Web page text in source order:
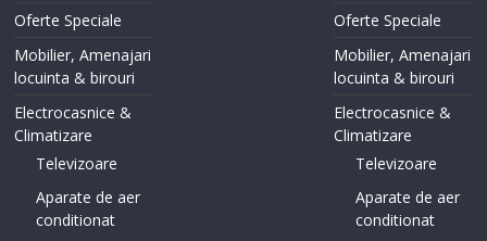
Oferte Speciale
Mobilier, Amenajari
locuinta & birouri
Electrocasnice &
Climatizare
Televizoare
Aparate de aer
conditionat
Oferte Speciale
Mobilier, Amenajari
locuinta & birouri
Electrocasnice &
Climatizare
Televizoare
Aparate de aer
conditionat